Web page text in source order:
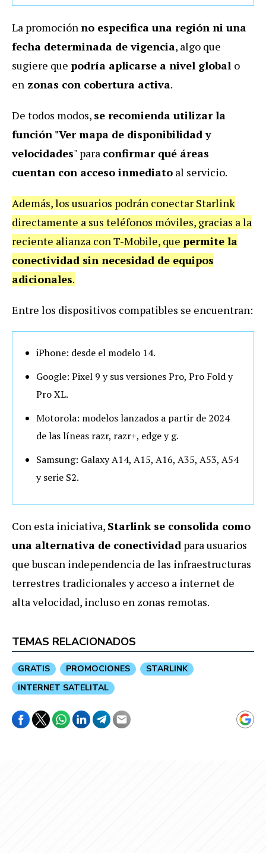
La promociónno especifica una región ni una
fecha determinada de vigencia, algo que
sugiere que podría aplicarse a nivel global o
en zonas con cobertura activa.
De todos modos, se recomienda utilizar la
función "Ver mapa de disponibilidad y
velocidades" para confirmar qué áreas
cuentan con acceso inmediato al servicio.
Además, los usuarios podrán conectar Starlink
directamente a sus teléfonos móviles, gracias a la
reciente alianza con T-Mobile, que permite la
conectividad sin necesidad de equipos
adicionales.
Entre los dispositivos compatibles se encuentran:
iPhone: desde el modelo 14.
Google: Pixel 9 y sus versiones Pro, Pro Fold y
Pro XL.
Motorola: modelos lanzados a partir de 2024
de las líneas razr, razr+, edge y g.
Samsung: Galaxy A14, A15, A16, A35, A53, A54
y serie S2.
Con esta iniciativa, Starlink se consolida como
una alternativa de conectividad para usuarios
que buscan independencia de las infraestructuras
terrestres tradicionales y acceso a internet de
alta velocidad, incluso en zonas remotas.
TEMAS RELACIONADOS
GRATIS PROMOCIONES
STARLINK
INTERNET SATELITAL